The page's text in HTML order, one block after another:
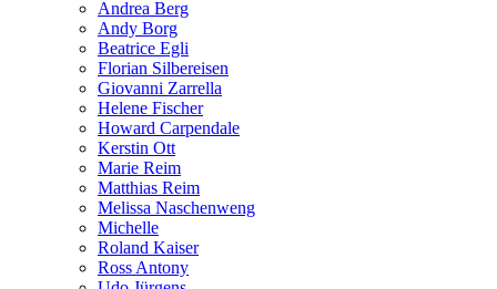
Andrea Berg
Andy Borg
Beatrice Egli
Florian Silbereisen
Giovanni Zarrella
Helene Fischer
Howard Carpendale
Kerstin Ott
Marie Reim
Matthias Reim
Melissa Naschenweng
Michelle
Roland Kaiser
Ross Antony